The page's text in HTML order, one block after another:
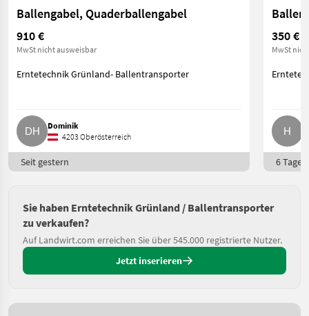
Ballengabel, Quaderballengabel
910 €
MwSt nicht ausweisbar
Erntetechnik Grünland- Ballentransporter
Dominik
4203 Oberösterreich
Seit gestern
350 €
MwSt
6 Tage
Sie haben Erntetechnik Grünland / Ballentransporter
zu verkaufen?
Auf Landwirt.com erreichen Sie über 545.000 registrierte Nutzer.
Jetzt inserieren